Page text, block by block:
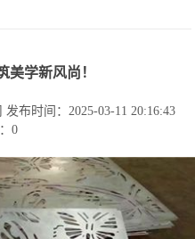
美学新风尚！
发布时间：2025-03-11 20:16:43
0